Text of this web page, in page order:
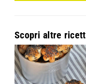
Scopri altre